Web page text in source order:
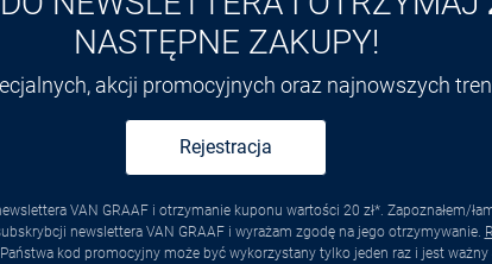
NASTĘPNE ZAKUPY!
akcji promocyjnych oraz najnowszych
Rejestracja
VAN GRAAF i otrzymanie kuponu wartości 20 zł*. Zapoznałem/
newslettera VAN GRAAF i wyrażam zgodę na jego otrzymywanie.
kod promocyjny może być wykorzystany tylko jeden raz i jest